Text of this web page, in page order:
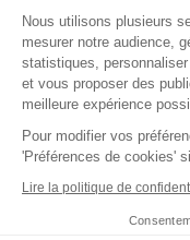
Location de
Location Logistique
Mentions
Nous utilisons plusieurs
mesurer notre audience,
statistiques,
et vous proposer des
meilleure expérience
Pour modifier vos
'Préférences de cookies'
Lire la politique de